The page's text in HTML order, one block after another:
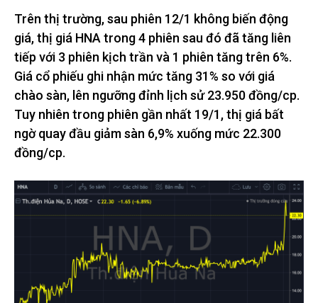
Trên thị trường, sau phiên 12/1 không biến động
giá, thị giá HNA trong 4 phiên sau đó đã tăng liên
tiếp với 3 phiên kịch trần và 1 phiên tăng trên 6%.
Giá cổ phiếu ghi nhận mức tăng 31% so với giá
chào sàn, lên ngưỡng đỉnh lịch sử 23.950 đồng/cp.
Tuy nhiên trong phiên gần nhất 19/1, thị giá bất
ngờ quay đầu giảm sàn 6,9% xuống mức 22.300
đồng/cp.